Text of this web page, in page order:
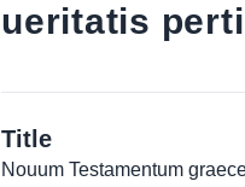
ueritatis
Title
Nouum Testamentum